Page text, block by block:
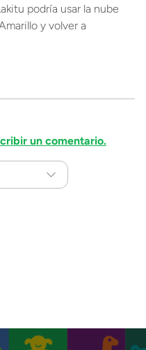
podría usar la nube
y volver a
un comentario.